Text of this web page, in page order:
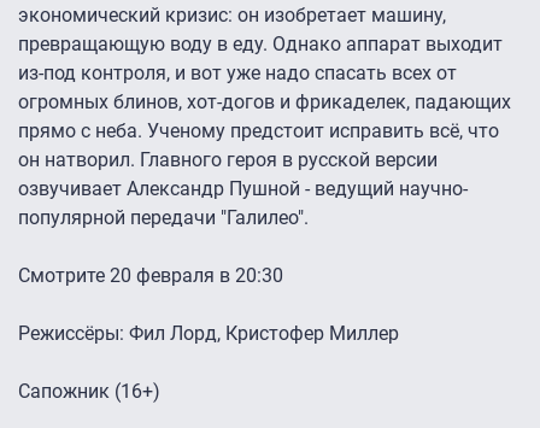
экономический кризис: он изобретает машину,
превращающую воду в еду. Однако аппарат выходит
из-под контроля, и вот уже надо спасать всех от
огромных блинов, хот-догов и фрикаделек, падающих
прямо с неба. Ученому предстоит исправить всё, что
он натворил. Главного героя в русской версии
озвучивает Александр Пушной - ведущий научно-
популярной передачи "Галилео".
Смотрите 20 февраля в 20:30
Режиссёры: Фил Лорд, Кристофер Миллер
Сапожник (16+)